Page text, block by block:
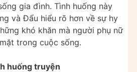
gia đình. Tình huống này
và Đẩu hiểu rõ hơn về sự hy
khó khăn mà người phụ nữ
trong cuộc sống.
huống truyện